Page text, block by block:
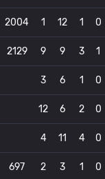
2004 1 12 1 0
2129 9 9 3 1
3 6 1 0
12 6 2 0
4 11 4 0
697 2 3 1 0